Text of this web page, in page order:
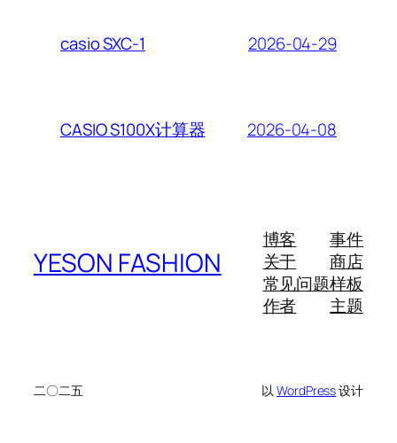
casio SXC-1 2026-04-29
CASIO S100X计算器 2026-04-08
YESON FASHION
博客
关于
常见问题
作者
事件
商店
样板
主题
二〇二五 以WordPress设计